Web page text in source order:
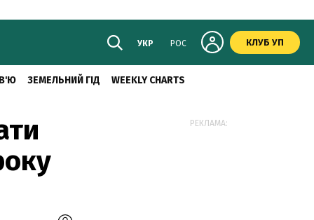
УКР РОС КЛУБ УП
ЗЕМЕЛЬНИЙ ГІД WEEKLY CHARTS
РЕКЛАМА: